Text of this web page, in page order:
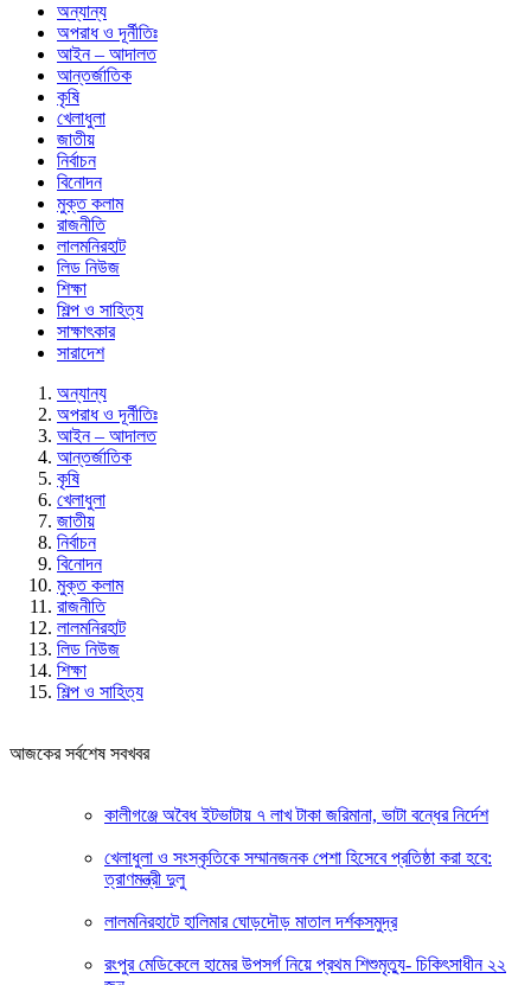
অন্যান্য
অপরাধ ও দূর্নীতিঃ
আইন – আদালত
আন্তর্জাতিক
কৃষি
খেলাধুলা
জাতীয়
নির্বাচন
বিনোদন
মুক্ত কলাম
রাজনীতি
লালমনিরহাট
লিড নিউজ
শিক্ষা
শিল্প ও সাহিত্য
সাক্ষাৎকার
সারাদেশ
অন্যান্য
অপরাধ ও দূর্নীতিঃ
আইন – আদালত
আন্তর্জাতিক
কৃষি
খেলাধুলা
জাতীয়
নির্বাচন
বিনোদন
মুক্ত কলাম
রাজনীতি
লালমনিরহাট
লিড নিউজ
শিক্ষা
শিল্প ও সাহিত্য
আজকের সর্বশেষ সবখবর
কালীগঞ্জে অবৈধ ইটভাটায় ৭ লাখ টাকা জরিমানা, ভাটা বন্ধের নির্দেশ
খেলাধুলা ও সংস্কৃতিকে সম্মানজনক পেশা হিসেবে প্রতিষ্ঠা করা হবে:
ত্রাণমন্ত্রী দুলু
লালমনিরহাটে হালিমার ঘোড়দৌড় মাতাল দর্শকসমুদ্র
রংপুর মেডিকেলে হামের উপসর্গ নিয়ে প্রথম শিশুমৃত্যু- চিকিৎসাধীন ২২